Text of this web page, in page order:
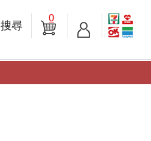
搜尋
0